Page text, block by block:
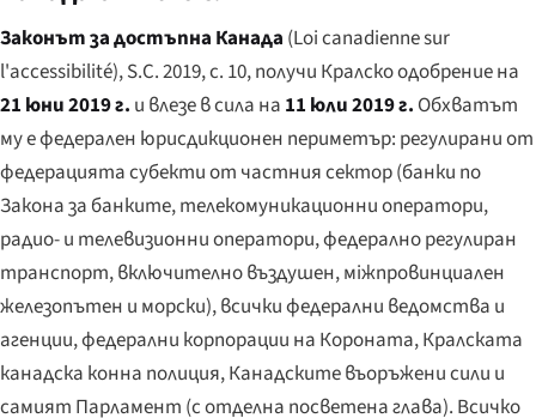
Законът за достъпна Канада (Loi canadienne sur
l'accessibilité), S.C. 2019, c. 10, получи Кралско одобрение на
21 юни 2019 г. и влезе в сила на 11 юли 2019 г. Обхватът
му е федерален юрисдикционен периметър: регулирани от
федерацията субекти от частния сектор (банки по
Закона за банките, телекомуникационни оператори,
радио- и телевизионни оператори, федерално регулиран
транспорт, включително въздушен, міжпровинциален
железопътен и морски), всички федерални ведомства и
агенции, федерални корпорации на Короната, Кралската
канадска конна полиция, Канадските въоръжени сили и
самият Парламент (с отделна посветена глава). Всичко